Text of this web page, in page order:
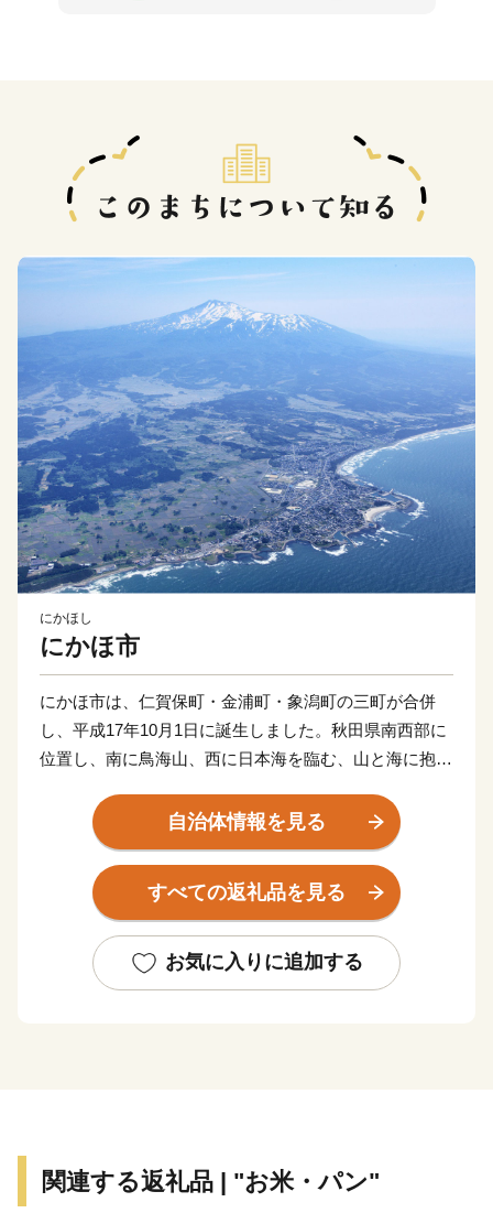
にかほし
にかほ市
にかほ市は、仁賀保町・金浦町・象潟町の三町が合併
し、平成17年10月1日に誕生しました。秋田県南西部に
位置し、南に鳥海山、西に日本海を臨む、山と海に抱か
鳥海山は標高2,236ｍの独立峰で、山頂から海岸線まで
直線距離で約16ｋｍと近く、世界的にも珍しい地理的特
徴があり、にかほ市ではその鳥海山の雄大な自然からな
る、森林や湿原、伏流水などの観光スポットでの登山、
みを受けた四季折々の旬の味覚を味わうことができま
自治体情報を見る
すべての返礼品を見る
お気に入りに追加する
関連する返礼品 | "お米・パン"